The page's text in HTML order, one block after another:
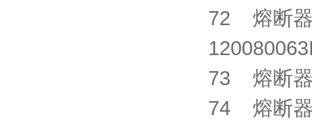
72 熔断器
73 熔断器
74 熔断